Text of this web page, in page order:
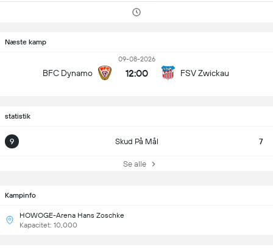
Næste kamp
BFC Dynamo
09-08-2026
12:00 FSV Zwickau
statistik
9 Skud På Mål 7
Se alle
Kampinfo
HOWOGE-Arena Hans Zoschke
Kapacitet: 10,000